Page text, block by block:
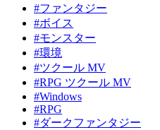
#ファンタジー
#ボイス
#モンスター
#環境
#ツクール MV
#RPG ツクール MV
#Windows
#RPG
#ダークファンタジー